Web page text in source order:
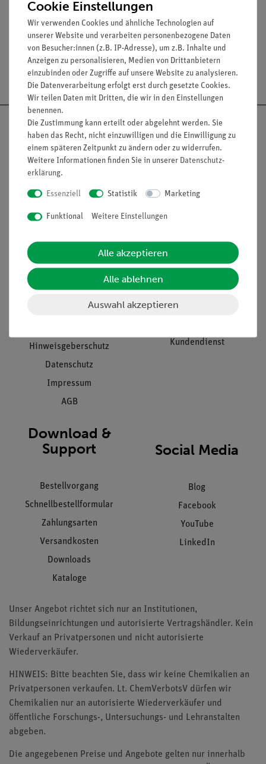
Wirkwiderstand: 12 Ohm
Versandkostenfrei ab 300,- €
Nach oben
Informationen
Projekte und Lösungen
Presse
Stellenangebote
Hinweisgeberschutz
Datenschutz
Impressum
AGB
Übersicht Service
Beratung & Showroom
Inventarisierungs- &
Einräumservice
Kundendienst
Download &
Support
Bestellvorgang
Schnellbestellformular
Zahlungsarten
Versandkosten
Downloads
Kataloge
Social Media
Blog
Facebook
YouTube
LinkedIn
Unser Angebot richtet sich nur an Institutionen,
Bildungseinrichtungen und autorisierte Vertragshändler. Kein
Verkauf an Privatpersonen und nicht autorisierte
Wiederverkäufer.
HINWEIS: Bitte beachten Sie, dass wir keine Chemikalien an
Privatpersonen verkaufen. Lt. ChemVerbotsV dürfen wir
Chemikalien nur an autorisierte Wiederverkäufer und
öffentliche Forschungs-, Untersuchungs- und Lehranstalten
abgeben.
Die angegebenen Preise und Angebote gelten nur innerhalb
Cookie Einstellungen
Wir verwenden Cookies und ähnliche Technologien auf
unserer Website und verarbeiten personenbezogene Daten
von Besucher:innen (z.B. IP-Adresse), um z.B. Inhalte und
Anzeigen zu personalisieren, Medien von Drittanbietern
einzubinden oder Zugriffe auf unsere Website zu analysieren.
Die Datenverarbeitung erfolgt erst durch gesetzte Cookies.
Wir teilen Daten mit Dritten, die wir in den Einstellungen
benennen.
Die Zustimmung kann erteilt oder abgelehnt werden. Sie
haben das Recht, nicht einzuwilligen und die Einwilligung zu
einem späteren Zeitpunkt zu ändern oder zu widerrufen.
Weitere Informationen finden Sie in unserer Daten­schutz­
erklärung.
Essenziell Statistik Marketing
Funktional Weitere Einstellungen
Alle akzeptieren
Alle ablehnen
Auswahl akzeptieren